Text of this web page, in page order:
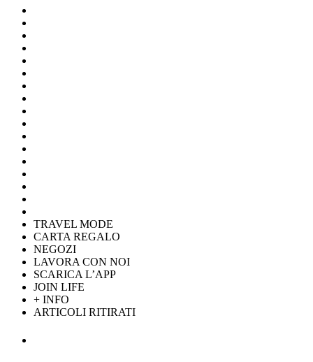
TRAVEL MODE
CARTA REGALO
NEGOZI
LAVORA CON NOI
SCARICA L’APP
JOIN LIFE
+ INFO
ARTICOLI RITIRATI